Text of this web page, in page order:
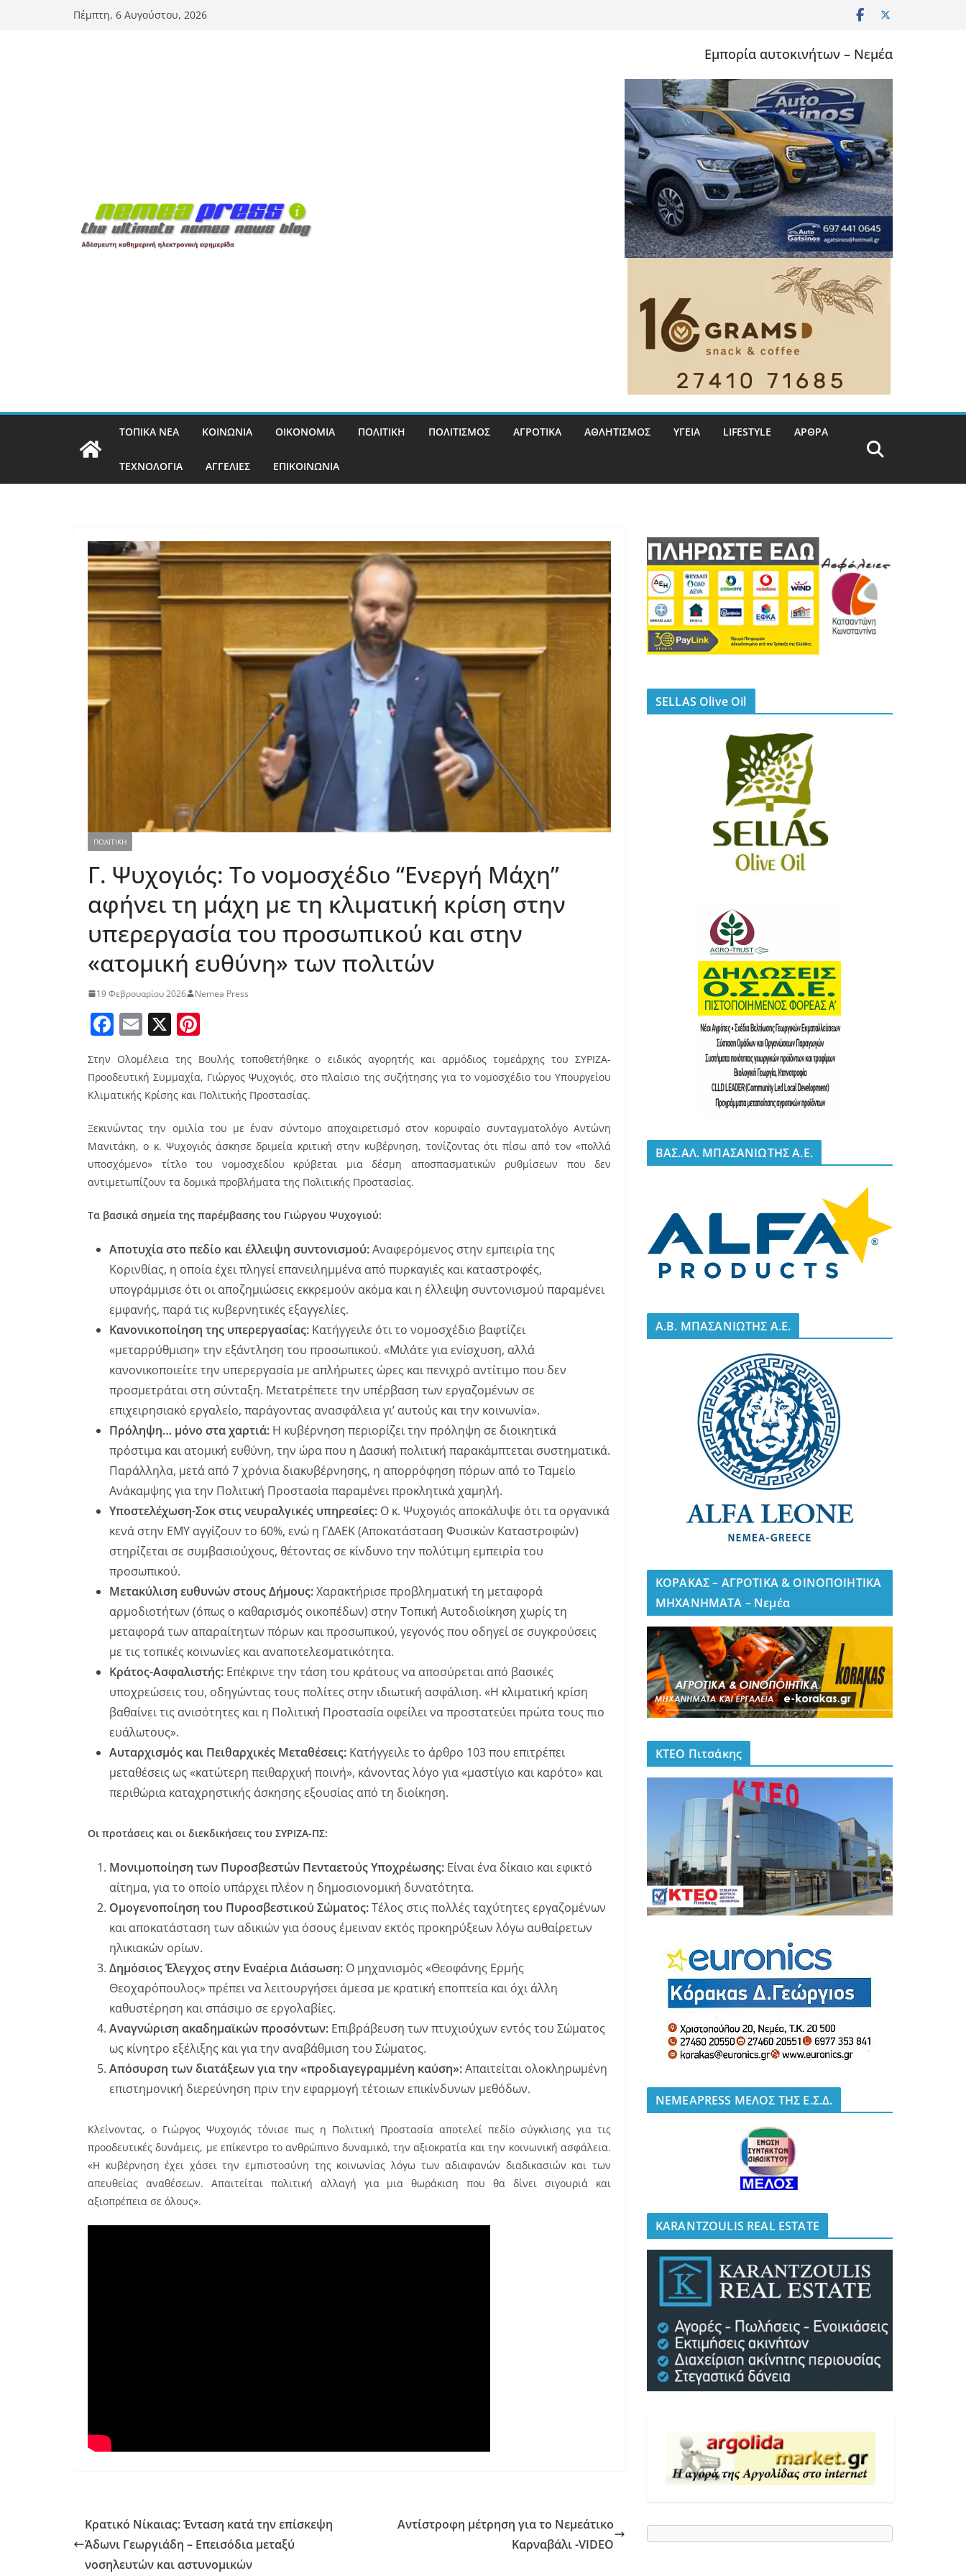
Πέμπτη, 6 Αυγούστου, 2026
Εμπορία αυτοκινήτων – Νεμέα
ΤΟΠΙΚΑ ΝΕΑ ΚΟΙΝΩΝΙΑ ΟΙΚΟΝΟΜΙΑ ΠΟΛΙΤΙΚΗ ΠΟΛΙΤΙΣΜΟΣ ΑΓΡΟΤΙΚΑ ΑΘΛΗΤΙΣΜΟΣ ΥΓΕΙΑ LIFESTYLE ΑΡΘΡΑ
ΤΕΧΝΟΛΟΓΙΑ ΑΓΓΕΛΙΕΣ ΕΠΙΚΟΙΝΩΝΙΑ
ΠΟΛΙΤΙΚΗ
Γ. Ψυχογιός: Το νομοσχέδιο “Ενεργή Μάχη”
αφήνει τη μάχη με τη κλιματική κρίση στην
υπερεργασία του προσωπικού και στην
«ατομική ευθύνη» των πολιτών
19 Φεβρουαρίου 2026 Nemea Press
F
a
c
e
b
o
o
k
E
m
ai
l
X
nt
er
e
Στην Ολομέλεια της Βουλής τοποθετήθηκε ο ειδικός αγορητής και αρμόδιος τομεάρχης του ΣΥΡΙΖΑ-
Προοδευτική Συμμαχία, Γιώργος Ψυχογιός, στο πλαίσιο της συζήτησης για το νομοσχέδιο του Υπουργείου
Κλιματικής Κρίσης και Πολιτικής Προστασίας.
Ξεκινώντας την ομιλία του με έναν σύντομο αποχαιρετισμό στον κορυφαίο συνταγματολόγο Αντώνη
Μανιτάκη, ο κ. Ψυχογιός άσκησε δριμεία κριτική στην κυβέρνηση, τονίζοντας ότι πίσω από τον «πολλά
υποσχόμενο» τίτλο του νομοσχεδίου κρύβεται μια δέσμη αποσπασματικών ρυθμίσεων που δεν
αντιμετωπίζουν τα δομικά προβλήματα της Πολιτικής Προστασίας.
Τα βασικά σημεία της παρέμβασης του Γιώργου Ψυχογιού:
Αποτυχία στο πεδίο και έλλειψη συντονισμού:Αναφερόμενος στην εμπειρία της
Κορινθίας, η οποία έχει πληγεί επανειλημμένα από πυρκαγιές και καταστροφές,
υπογράμμισε ότι οι αποζημιώσεις εκκρεμούν ακόμα και η έλλειψη συντονισμού παραμένει
εμφανής, παρά τις κυβερνητικές εξαγγελίες.
Κανονικοποίηση της υπερεργασίας: Κατήγγειλε ότι το νομοσχέδιο βαφτίζει
«μεταρρύθμιση» την εξάντληση του προσωπικού. «Μιλάτε για ενίσχυση, αλλά
κανονικοποιείτε την υπερεργασία με απλήρωτες ώρες και πενιχρό αντίτιμο που δεν
προσμετράται στη σύνταξη. Μετατρέπετε την υπέρβαση των εργαζομένων σε
επιχειρησιακό εργαλείο, παράγοντας ανασφάλεια γι’ αυτούς και την κοινωνία».
Πρόληψη… μόνο στα χαρτιά: Η κυβέρνηση περιορίζει την πρόληψη σε διοικητικά
πρόστιμα και ατομική ευθύνη, την ώρα που η Δασική πολιτική παρακάμπτεται συστηματικά.
Παράλληλα, μετά από 7 χρόνια διακυβέρνησης, η απορρόφηση πόρων από το Ταμείο
Ανάκαμψης για την Πολιτική Προστασία παραμένει προκλητικά χαμηλή.
Υποστελέχωση-Σοκ στις νευραλγικές υπηρεσίες: Ο κ. Ψυχογιός αποκάλυψε ότι τα οργανικά
κενά στην ΕΜΥ αγγίζουν το 60%, ενώ η ΓΔΑΕΚ (Αποκατάσταση Φυσικών Καταστροφών)
στηρίζεται σε συμβασιούχους, θέτοντας σε κίνδυνο την πολύτιμη εμπειρία του
προσωπικού.
Μετακύλιση ευθυνών στους Δήμους:Χαρακτήρισε προβληματική τη μεταφορά
αρμοδιοτήτων (όπως ο καθαρισμός οικοπέδων) στην Τοπική Αυτοδιοίκηση χωρίς τη
μεταφορά των απαραίτητων πόρων και προσωπικού, γεγονός που οδηγεί σε συγκρούσεις
με τις τοπικές κοινωνίες και αναποτελεσματικότητα.
Κράτος-Ασφαλιστής: Επέκρινε την τάση του κράτους να αποσύρεται από βασικές
υποχρεώσεις του, οδηγώντας τους πολίτες στην ιδιωτική ασφάλιση. «Η κλιματική κρίση
βαθαίνει τις ανισότητες και η Πολιτική Προστασία οφείλει να προστατεύει πρώτα τους πιο
ευάλωτους».
Αυταρχισμός και Πειθαρχικές Μεταθέσεις: Κατήγγειλε το άρθρο 103 που επιτρέπει
μεταθέσεις ως «κατώτερη πειθαρχική ποινή», κάνοντας λόγο για «μαστίγιο και καρότο» και
περιθώρια καταχρηστικής άσκησης εξουσίας από τη διοίκηση.
Οι προτάσεις και οι διεκδικήσεις του ΣΥΡΙΖΑ-ΠΣ:
Μονιμοποίηση των Πυροσβεστών Πενταετούς Υποχρέωσης: Είναι ένα δίκαιο και εφικτό
αίτημα, για το οποίο υπάρχει πλέον η δημοσιονομική δυνατότητα.
Ομογενοποίηση του Πυροσβεστικού Σώματος:Τέλος στις πολλές ταχύτητες εργαζομένων
και αποκατάσταση των αδικιών για όσους έμειναν εκτός προκηρύξεων λόγω αυθαίρετων
ηλικιακών ορίων.
Δημόσιος Έλεγχος στην Εναέρια Διάσωση: Ο μηχανισμός «Θεοφάνης Ερμής
Θεοχαρόπουλος» πρέπει να λειτουργήσει άμεσα με κρατική εποπτεία και όχι άλλη
καθυστέρηση και σπάσιμο σε εργολαβίες.
Αναγνώριση ακαδημαϊκών προσόντων: Επιβράβευση των πτυχιούχων εντός του Σώματος
ως κίνητρο εξέλιξης και για την αναβάθμιση του Σώματος.
Απόσυρση των διατάξεων για την «προδιαγεγραμμένη καύση»:Απαιτείται ολοκληρωμένη
επιστημονική διερεύνηση πριν την εφαρμογή τέτοιων επικίνδυνων μεθόδων.
Κλείνοντας, ο Γιώργος Ψυχογιός τόνισε πως η Πολιτική Προστασία αποτελεί πεδίο σύγκλισης για τις
προοδευτικές δυνάμεις, με επίκεντρο το ανθρώπινο δυναμικό, την αξιοκρατία και την κοινωνική ασφάλεια.
«Η κυβέρνηση έχει χάσει την εμπιστοσύνη της κοινωνίας λόγω των αδιαφανών διαδικασιών και των
απευθείας αναθέσεων. Απαιτείται πολιτική αλλαγή για μια θωράκιση που θα δίνει σιγουριά και
αξιοπρέπεια σε όλους».
Κρατικό Νίκαιας: Ένταση κατά την επίσκεψη
Άδωνι Γεωργιάδη – Επεισόδια μεταξύ
νοσηλευτών και αστυνομικών
Αντίστροφη μέτρηση για το Νεμεάτικο
Καρναβάλι -VIDEO
SELLAS Olive Oil
BΑΣ.ΑΛ. ΜΠΑΣΑΝΙΩΤΗΣ Α.Ε.
A.B. ΜΠΑΣΑΝΙΩΤΗΣ Α.Ε.
ΚΟΡΑΚΑΣ – ΑΓΡΟΤΙΚΑ & ΟΙΝΟΠΟΙΗΤΙΚΑ
ΜΗΧΑΝΗΜΑΤΑ – Νεμέα
ΚΤΕΟ Πιτσάκης
NEMEAPRESS ΜΕΛΟΣ ΤΗΣ Ε.Σ.Δ.
KARANTZOULIS REAL ESTATE